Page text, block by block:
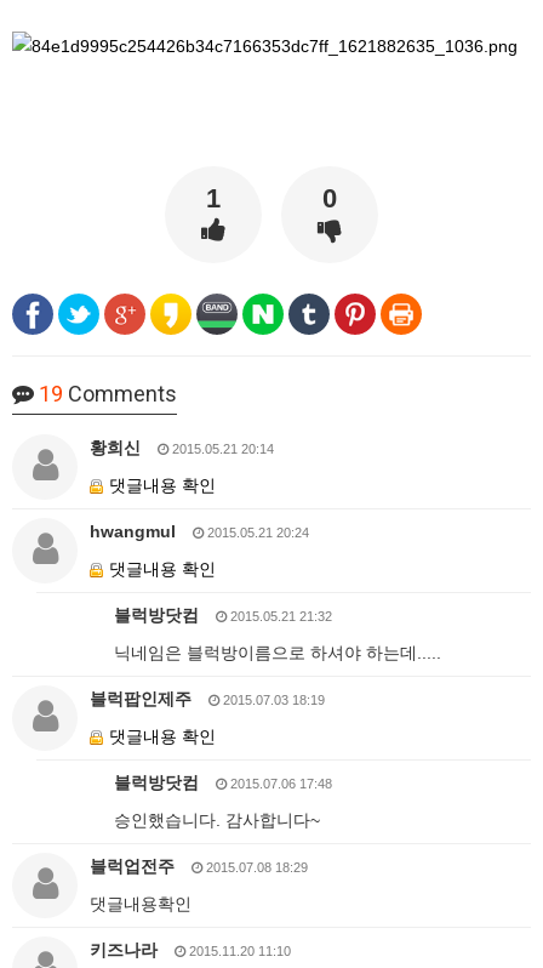
1 0
19 Comments
황희신 2015.05.21 20:14
댓글내용 확인
hwangmul 2015.05.21 20:24
댓글내용 확인
블럭방닷컴 2015.05.21 21:32
닉네임은 블럭방이름으로 하셔야 하는데.....
블럭팝인제주 2015.07.03 18:19
댓글내용 확인
블럭방닷컴 2015.07.06 17:48
승인했습니다. 감사합니다~
블럭업전주 2015.07.08 18:29
댓글내용확인
키즈나라 2015.11.20 11:10